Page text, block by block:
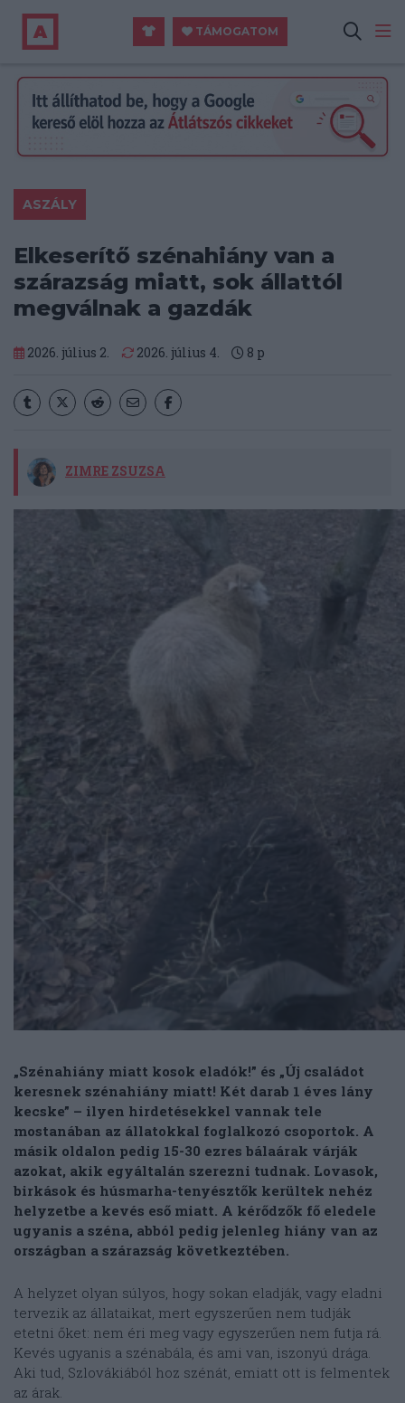
TÁMOGATOM
ASZÁLY
Elkeserítő szénahiány van a
szárazság miatt, sok állattól
megválnak a gazdák
2026. július 2. 2026. július 4. 8 p
ZIMRE ZSUZSA
„Szénahiány miatt kosok eladók!” és „Új családot
keresnek szénahiány miatt! Két darab 1 éves lány
kecske” – ilyen hirdetésekkel vannak tele
mostanában az állatokkal foglalkozó csoportok. A
másik oldalon pedig 15-30 ezres bálaárak várják
azokat, akik egyáltalán szerezni tudnak. Lovasok,
birkások és húsmarha-tenyésztők kerültek nehéz
helyzetbe a kevés eső miatt. A kérődzők fő eledele
ugyanis a széna, abból pedig jelenleg hiány van az
országban a szárazság következtében.
A helyzet olyan súlyos, hogy sokan eladják, vagy eladni
tervezik az állataikat, mert egyszerűen nem tudják
etetni őket: nem éri meg vagy egyszerűen nem futja rá.
Kevés ugyanis a szénabála, és ami van, iszonyú drága.
Aki tud, Szlovákiából hoz szénát, emiatt ott is felmentek
az árak.